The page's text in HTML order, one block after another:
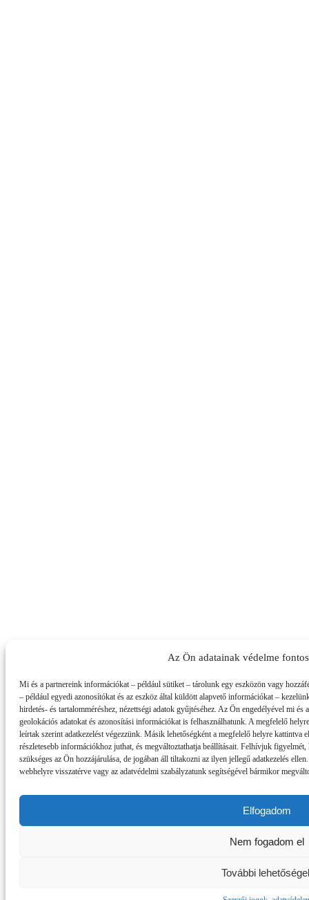
Az Ön adatainak védelme
Mi és a partnereink információkat – például sütiket – tárolunk egy eszközön vagy
– például egyedi azonosítókat és az eszköz által küldött alapvető információkat –
hirdetés- és tartalomméréshez, nézettségi adatok gyűjtéséhez. Az Ön engedélyével mi
geolokációs adatokat és azonosítási információkat is felhasználhatunk. A megfelelő
leírtak szerint adatkezelést végezzünk. Másik lehetőségként a megfelelő helyre kattintva
részletesebb információkhoz juthat, és megváltoztathatja beállításait. Felhívjuk
szükséges az Ön hozzájárulása, de jogában áll tiltakozni az ilyen jellegű adatkezelés
webhelyre visszatérve vagy az adatvédelmi szabályzatunk segítségével bármikor
Elfogadom
Nem fogadom el
További